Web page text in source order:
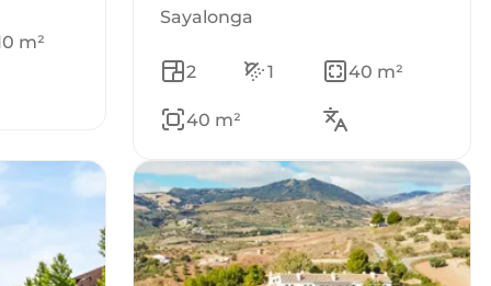
m²
Sayalonga
2 1 40 m²
40 m²